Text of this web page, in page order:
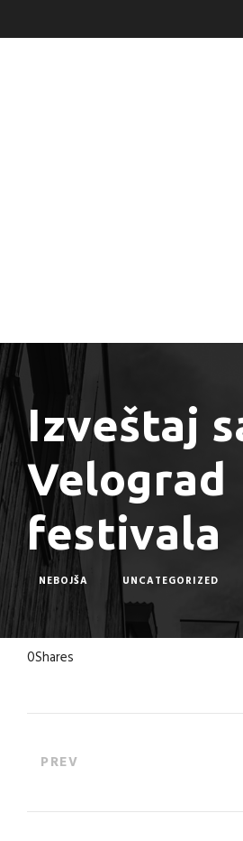
Izveštaj
Velograd
festivala
NEBOJŠA UNCATEGORIZED
0Shares
PREV